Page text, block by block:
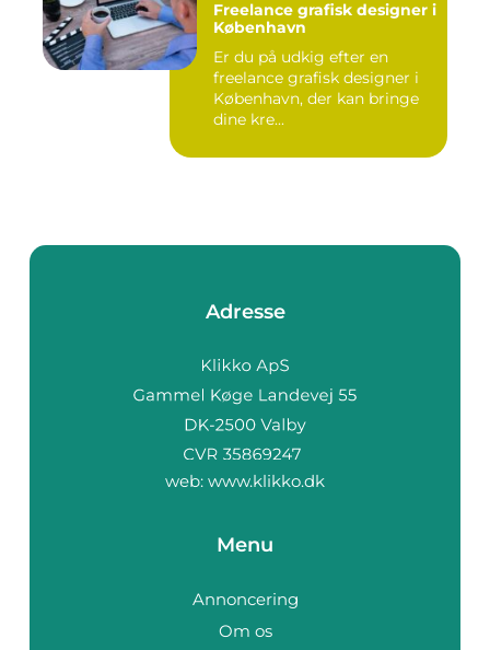
Freelance grafisk designer i
København
Er du på udkig efter en
freelance grafisk designer i
København, der kan bringe
dine kre...
Adresse
web: www.klikko.dk
Menu
Annoncering
Om os